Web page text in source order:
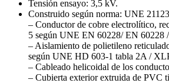
Tensión ensayo: 3,5 kV.
Construido según norma: UNE
– Conductor de cobre electrolítico,
5 según UNE EN 60228/ EN 60228
– Aislamiento de polietileno
según UNE HD 603-1 tabla 2A /
– Cableado helicoidal de los
– Cubierta exterior extruida de PVC